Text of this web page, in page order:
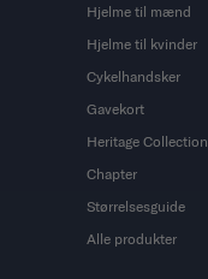
Hjelme til mænd
Hjelme til kvinder
Cykelhandsker
Gavekort
Heritage Collection
Chapter
Størrelsesguide
Alle produkter